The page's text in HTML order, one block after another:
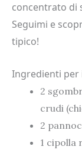
concentrato di
Seguimi e
tipico!
Ingredienti per
2
crudi
2
1 cipolla